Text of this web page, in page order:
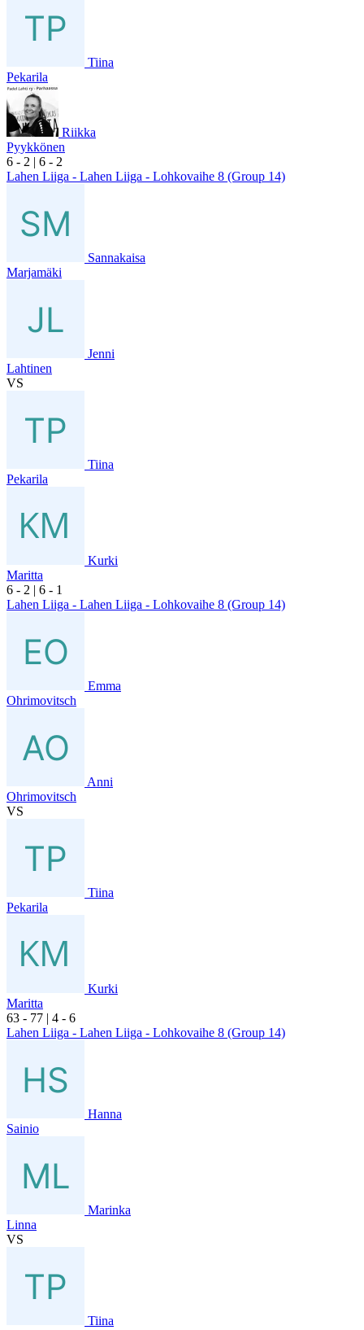
Tiina
Pekarila
Riikka
Pyykkönen
6 - 2 | 6 - 2
Lahen Liiga - Lahen Liiga - Lohkovaihe 8 (Group 14)
Sannakaisa
Marjamäki
Jenni
Lahtinen
VS
Tiina
Pekarila
Kurki
Maritta
6 - 2 | 6 - 1
Lahen Liiga - Lahen Liiga - Lohkovaihe 8 (Group 14)
Emma
Ohrimovitsch
Anni
Ohrimovitsch
VS
Tiina
Pekarila
Kurki
Maritta
63 - 77 | 4 - 6
Lahen Liiga - Lahen Liiga - Lohkovaihe 8 (Group 14)
Hanna
Sainio
Marinka
Linna
VS
Tiina